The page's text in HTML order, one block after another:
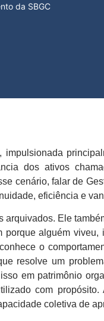
da SBGC
dos ativos
cenário, falar de
eficiência e
Ele
alguém
o
resolve um
em patrimônio
com
coletiva de